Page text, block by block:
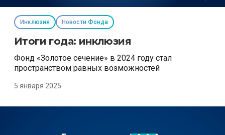
Инклюзия Новости Фонда
Итоги года: инклюзия
Фонд «Золотое сечение» в 2024 году стал
пространством равных возможностей
5 января 2025